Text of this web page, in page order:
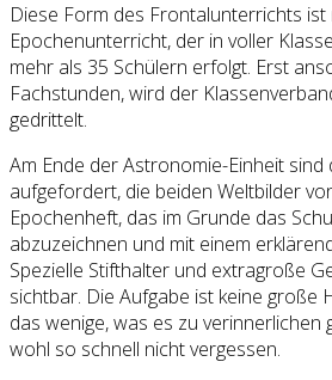
Diese Form des Frontalunterrichts
Epochenunterricht, der in voller
mehr als 35 Schülern erfolgt. Erst
Fachstunden, wird der
gedrittelt.
Am Ende der Astronomie-Einheit sind
aufgefordert, die beiden Weltbilder
Epochenheft, das im Grunde das
abzuzeichnen und mit einem
Spezielle Stifthalter und extragroße
sichtbar. Die Aufgabe ist keine große
das wenige, was es zu verinnerlichen
wohl so schnell nicht vergessen.